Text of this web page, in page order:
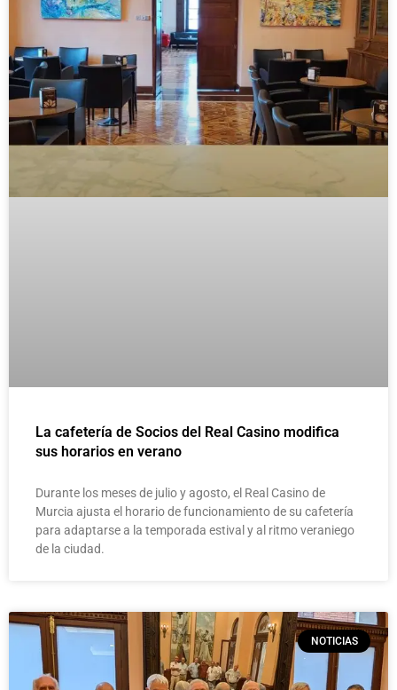
La cafetería de Socios del Real Casino modifica
sus horarios en verano
Durante los meses de julio y agosto, el Real Casino de
Murcia ajusta el horario de funcionamiento de su cafetería
para adaptarse a la temporada estival y al ritmo veraniego
de la ciudad.
NOTICIAS